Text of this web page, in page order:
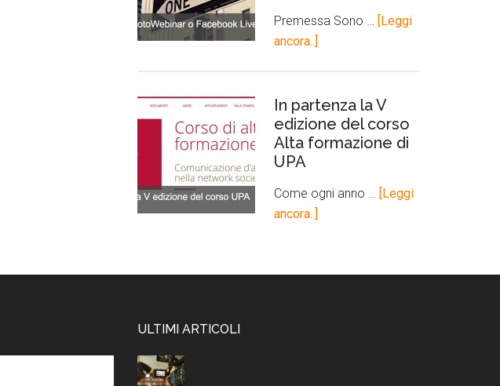
Premessa Sono …
[Leggi
ancora..]
In partenza la V
edizione del corso
Alta formazione di
UPA
Come ogni anno …
[Leggi
ancora..]
ULTIMI ARTICOLI